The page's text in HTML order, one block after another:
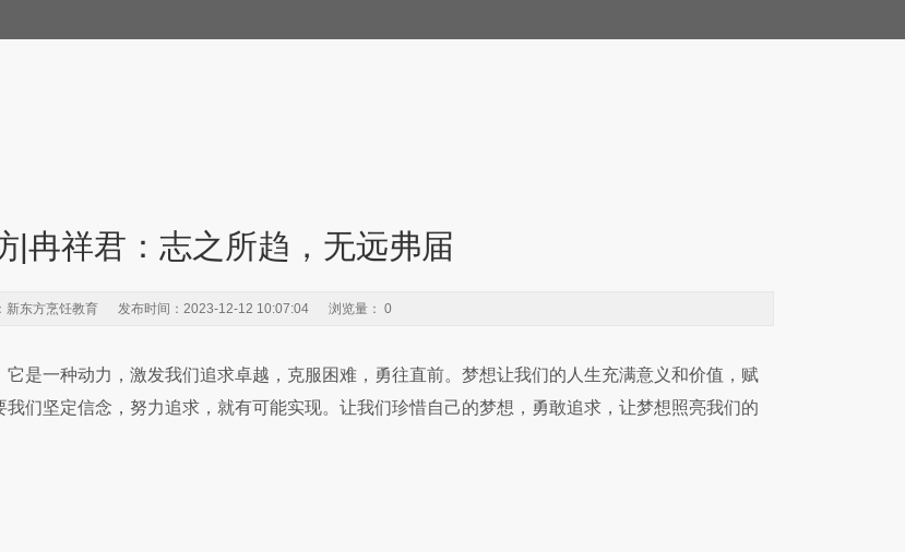
|冉祥君：志之所趋，无远弗届
新东方烹饪教育 发布时间：2023-12-12 10:07:04 浏览量： 0
是一种动力，激发我们追求卓越，克服困难，勇往直前。梦想让我们的人生充满意义和价值，赋
们坚定信念，努力追求，就有可能实现。让我们珍惜自己的梦想，勇敢追求，让梦想照亮我们的